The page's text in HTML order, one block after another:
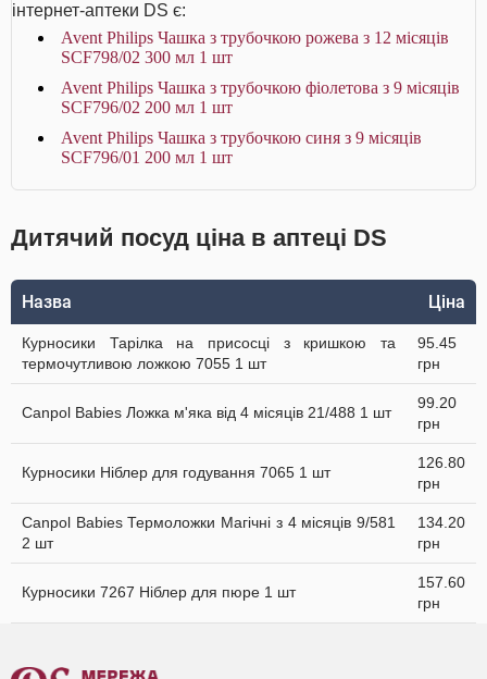
інтернет-аптеки DS є:
Avent Philips Чашка з трубочкою рожева з 12 місяців
SCF798/02 300 мл 1 шт
Avent Philips Чашка з трубочкою фіолетова з 9 місяців
SCF796/02 200 мл 1 шт
Avent Philips Чашка з трубочкою синя з 9 місяців
SCF796/01 200 мл 1 шт
Дитячий посуд ціна в аптеці DS
Назва Ціна
Курносики Тарілка на присосці з кришкою та
термочутливою ложкою 7055 1 шт
95.45
грн
Canpol Babies Ложка м'яка від 4 місяців 21/488 1 шт
99.20
грн
Курносики Ніблер для годування 7065 1 шт
126.80
грн
Canpol Babies Термоложки Магічні з 4 місяців 9/581
2 шт
134.20
грн
Курносики 7267 Ніблер для пюре 1 шт
157.60
грн